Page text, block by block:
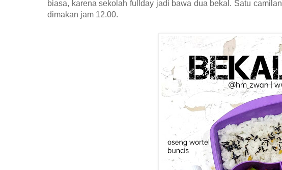
biasa, karena sekolah fullday jadi bawa dua bekal. Satu
dimakan jam 12.00.